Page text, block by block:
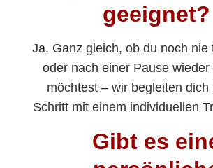
geeignet?
Ja. Ganz gleich, ob du noch nie
oder nach einer Pause wieder
möchtest – wir begleiten dich
Schritt mit einem individuellen
Gibt es